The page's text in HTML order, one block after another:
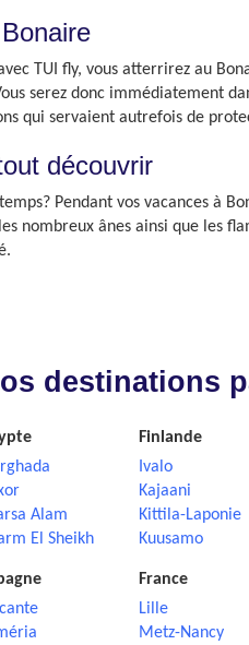
TUI fly, vous atterrirez au
serez donc immédiatement
qui servaient autrefois de
découvrir
Pendant vos vacances à
nombreux ânes ainsi que les
destinations
Alam
El Sheikh
Finlande
Ivalo
Kajaani
Kittila-Laponie
Kuusamo
France
Lille
Metz-Nancy